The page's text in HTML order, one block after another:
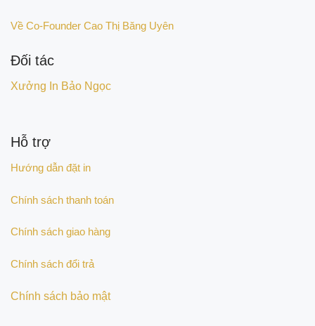
Về Co-Founder Cao Thị Băng Uyên
Đối tác
Xưởng In Bảo Ngọc
Hỗ trợ
Hướng dẫn đặt in
Chính sách thanh toán
Chính sách giao hàng
Chính sách đổi trả
Chính sách bảo mật